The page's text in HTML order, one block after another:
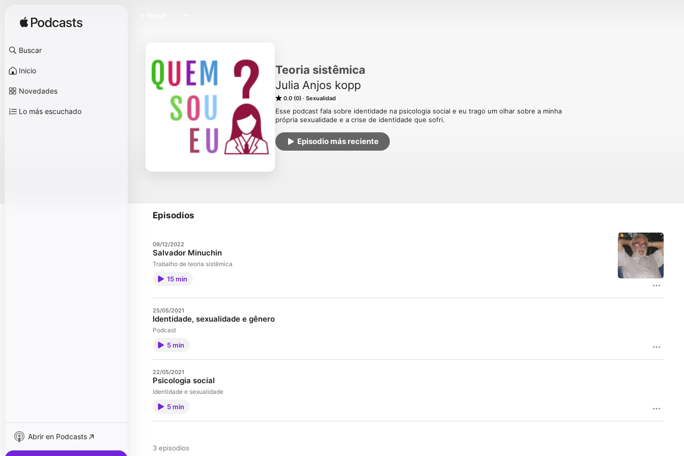
Buscar
Inicio
Novedades
Lo más escuchado
Abrir en Podcasts
Teoria sistêmica
Julia Anjos kopp
0.0 (0) Sexualidad
Esse podcast fala sobre identidade na psicologia social e eu trago um olhar sobre a minha
própria sexualidade e a crise de identidade que sofri.
Episodio más reciente
Episodios
09/12/2022
Salvador Minuchin
Trabalho de teoria sistêmica
15 min
25/05/2021
Identidade, sexualidade e gênero
Podcast
5 min
22/05/2021
Psicologia social
Identidade e sexualidade
5 min
3 episodios